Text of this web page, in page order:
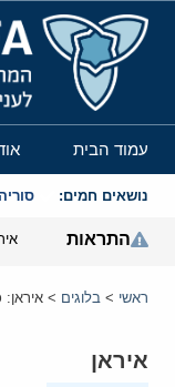
המרכז
עמוד הבית
נושאים חמים: סוריה
התראות
ראשי > בלוגים >
איראן